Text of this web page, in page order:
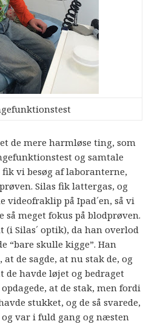
de mere harmløse ting, som
og samtale
fik vi besøg af laboranterne,
Silas fik lattergas, og
videofraklip på Ipad´en, så vi
så meget fokus på blodprøven.
Silas´ optik), da han overlod
“bare skulle kigge”. Han
de sagde, at nu stak de, og
de havde løjet og bedraget
at de stak, men fordi
stukket, og de så svarede,
var i fuld gang og næsten